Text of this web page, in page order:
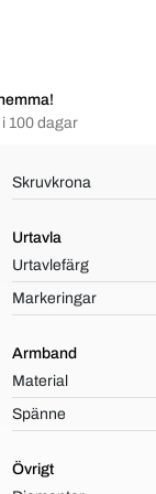
100 dagar
Skruvkrona
Urtavla
Urtavlefärg
Markeringar
Armband
Material
Spänne
Övrigt